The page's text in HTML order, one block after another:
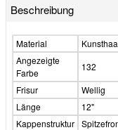
Beschreibung
Material
Angezeigte
Farbe
132
Frisur
Wellig
Länge
12"
Kappenstruktur